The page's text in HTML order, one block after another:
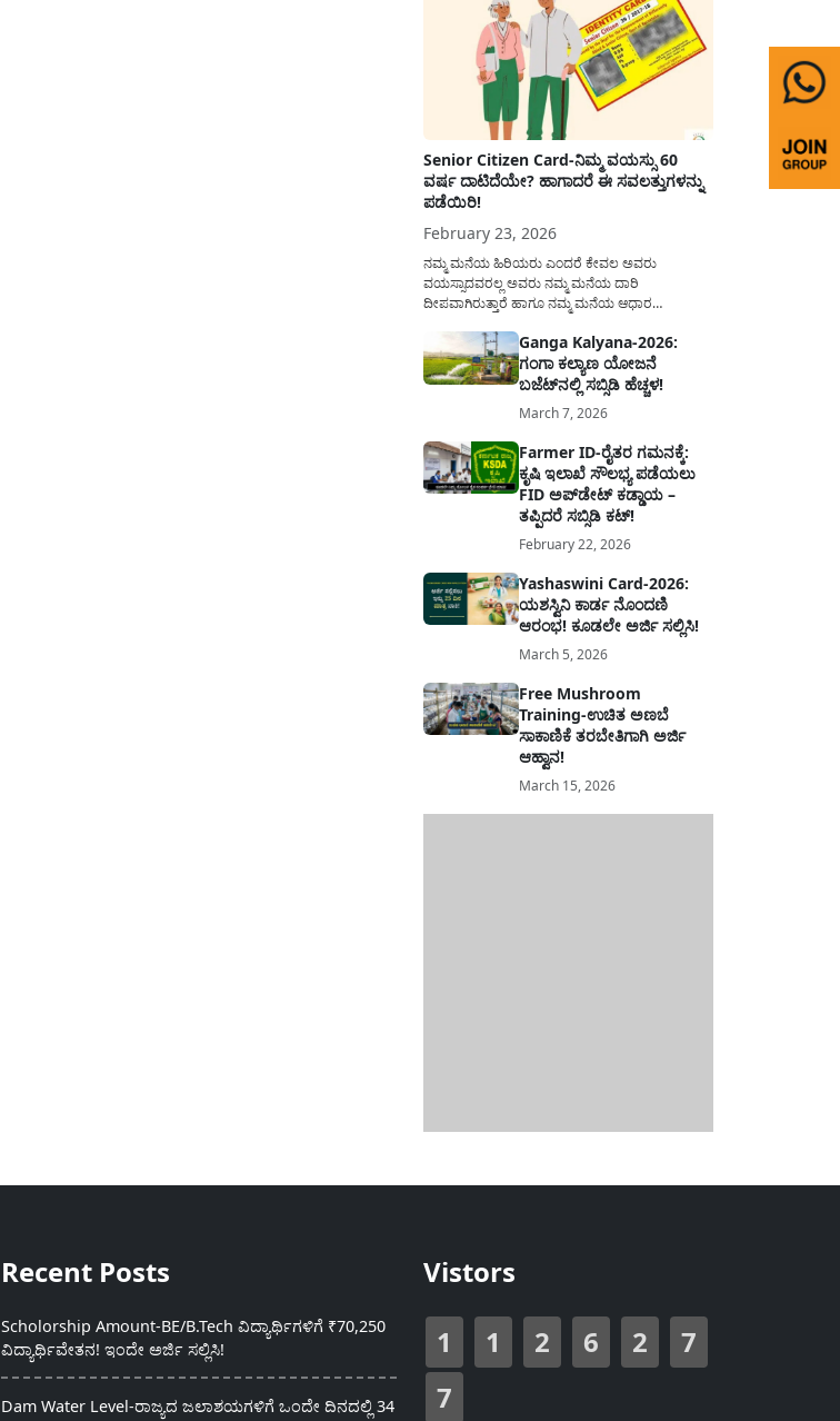
Senior Citizen Card-ನಿಮ್ಮ ವಯಸ್ಸು 60
ವರ್ಷ ದಾಟಿದೆಯೇ? ಹಾಗಾದರೆ ಈ ಸವಲತ್ತುಗಳನ್ನು
ಪಡೆಯಿರಿ!
February 23, 2026
ನಮ್ಮ ಮನೆಯ ಹಿರಿಯರು ಎಂದರೆ ಕೇವಲ ಅವರು
ವಯಸ್ಸಾದವರಲ್ಲ ಅವರು ನಮ್ಮ ಮನೆಯ ದಾರಿ
ದೀಪವಾಗಿರುತ್ತಾರೆ ಹಾಗೂ ನಮ್ಮ ಮನೆಯ ಆಧಾರ
ಸಮಾಜಕ್ಕಾಗಿ ದುಡಿತಿರುತ್ತಾರೆ ಹಾಗೆಯೇ ಅವರು ತಮ್ಮ 60
ವರ್ಷಗಳ ನಂತರದ ಜೀವನವನ್ನು ನೆಮ್ಮದಿಯಿಂದ
ಕಳೆಯಬೇಕೆಂಬುದು ಪ್ರತಿಯೊಬ್ಬರ ಕನಸಾಗಿರುತ್ತದೆ ಆದ್ದರಿಂದ
ಸರ್ಕಾರವು ಹಿರಿಯ ನಾಗರಿಕರ ಗುರುತಿನ ಚೀಟಿ...
Ganga Kalyana-2026:
ಗಂಗಾ ಕಲ್ಯಾಣ ಯೋಜನೆ
ಬಜೆಟ್‌ನಲ್ಲಿ ಸಬ್ಸಿಡಿ ಹೆಚ್ಚಳ!
March 7, 2026
Farmer ID-ರೈತರ ಗಮನಕ್ಕೆ:
ಕೃಷಿ ಇಲಾಖೆ ಸೌಲಭ್ಯ ಪಡೆಯಲು
FID ಅಪ್‌ಡೇಟ್ ಕಡ್ಡಾಯ –
ತಪ್ಪಿದರೆ ಸಬ್ಸಿಡಿ ಕಟ್!
February 22, 2026
Yashaswini Card-2026:
ಯಶಸ್ವಿನಿ ಕಾರ್ಡ ನೊಂದಣಿ
ಆರಂಭ! ಕೂಡಲೇ ಅರ್ಜಿ ಸಲ್ಲಿಸಿ!
March 5, 2026
Free Mushroom
Training-ಉಚಿತ ಅಣಬೆ
ಸಾಕಾಣಿಕೆ ತರಬೇತಿಗಾಗಿ ಅರ್ಜಿ
ಆಹ್ವಾನ!
March 15, 2026
Recent Posts
Scholorship Amount-BE/B.Tech ವಿದ್ಯಾರ್ಥಿಗಳಿಗೆ ₹70,250
ವಿದ್ಯಾರ್ಥಿವೇತನ! ಇಂದೇ ಅರ್ಜಿ ಸಲ್ಲಿಸಿ!
Dam Water Level-ರಾಜ್ಯದ ಜಲಾಶಯಗಳಿಗೆ ಒಂದೇ ದಿನದಲ್ಲಿ 34
Vistors
1
1 2 6 2
7
7